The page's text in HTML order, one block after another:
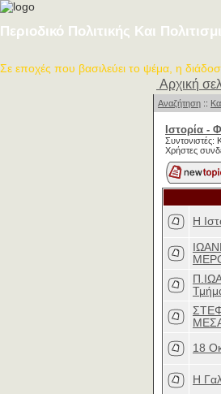
Περιοδικό Πολιτικής Και
Σε εποχές που βασιλεύει το ψέμα, η
Αρχική
Αναζήτηση ::
Ιστορία -
Συντονιστές:
Χρήστες
Η
18
Η